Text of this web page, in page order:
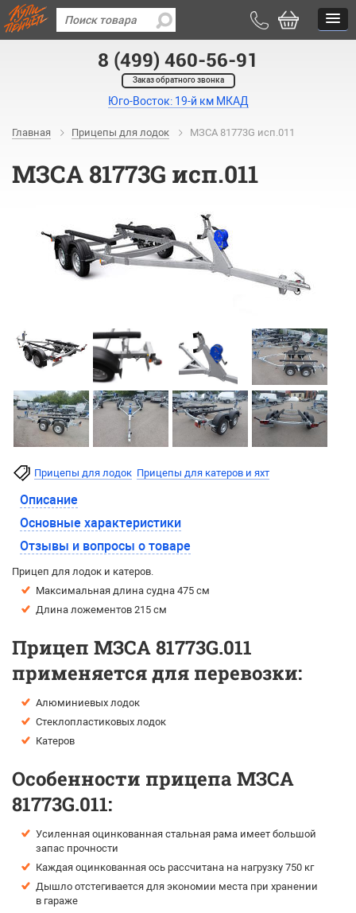
8 (499) 460-56-91
Заказ обратного звонка
Юго-Восток: 19-й км МКАД
Главная Прицепы для лодок МЗСА 81773G исп.011
МЗСА 81773G исп.011
Прицепы для лодок Прицепы для катеров и яхт
Описание
Основные характеристики
Отзывы и вопросы о товаре
Прицеп для лодок и катеров.
Максимальная длина судна 475 см
Длина ложементов 215 см
Прицеп МЗСА 81773G.011
применяется для перевозки:
Алюминиевых лодок
Стеклопластиковых лодок
Катеров
Особенности прицепа МЗСА
81773G.011:
Усиленная оцинкованная стальная рама имеет большой
запас прочности
Каждая оцинкованная ось рассчитана на нагрузку 750 кг
Дышло отстегивается для экономии места при хранении
в гараже